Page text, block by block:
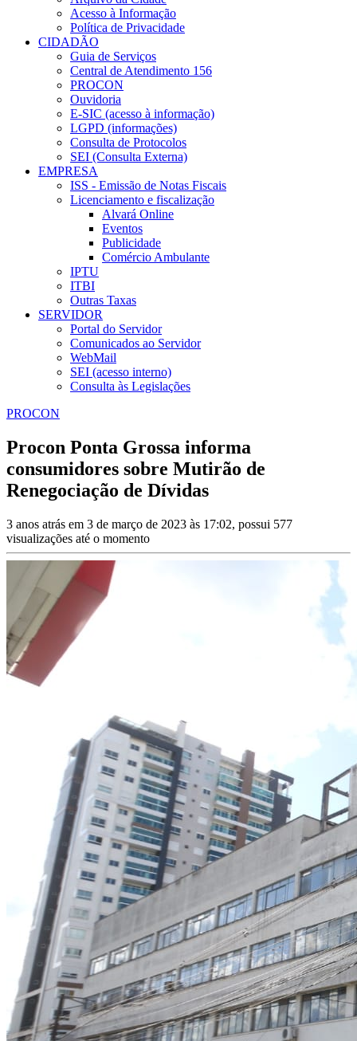
Acesso à Informação
Política de Privacidade
CIDADÃO
Guia de Serviços
Central de Atendimento 156
PROCON
Ouvidoria
E-SIC (acesso à informação)
LGPD (informações)
Consulta de Protocolos
SEI (Consulta Externa)
EMPRESA
ISS - Emissão de Notas Fiscais
Licenciamento e fiscalização
Alvará Online
Eventos
Publicidade
Comércio Ambulante
IPTU
ITBI
Outras Taxas
SERVIDOR
Portal do Servidor
Comunicados ao Servidor
WebMail
SEI (acesso interno)
Consulta às Legislações
PROCON
Procon Ponta Grossa informa
consumidores sobre Mutirão de
Renegociação de Dívidas
3 anos atrás em 3 de março de 2023 às 17:02, possui 577
visualizações até o momento